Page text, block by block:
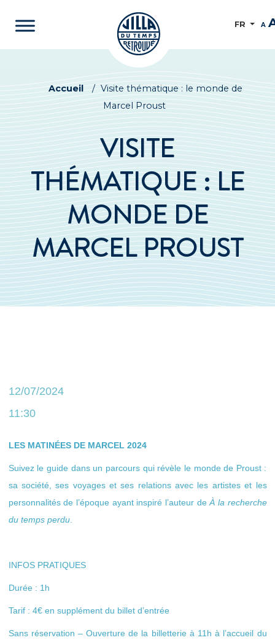
FR A
Accueil / Visite thématique : le monde de
Marcel Proust
VISITE
THÉMATIQUE : LE
MONDE DE
MARCEL PROUST
12/07/2024
11:30
LES MATINÉES DE MARCEL 2024
Suivez le guide dans un parcours qui révèle le monde de Proust :
sa société, ses voyages et ses relations avec les artistes et les
personnalités de l’époque ayant inspiré l’auteur deÀ la recherche
du temps perdu.
INFOS PRATIQUES
Durée : 1h
Tarif : 4€ en supplément du billet d’entrée
Sans réservation – Ouverture de la billetterie à 11h à l’accueil du